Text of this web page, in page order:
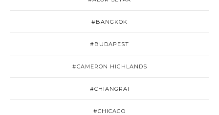
#BANGKOK
#BUDAPEST
#CAMERON HIGHLANDS
#CHIANGRAI
#CHICAGO